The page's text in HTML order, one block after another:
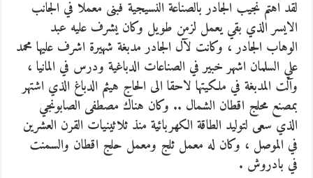
لقد اهتم نجيب الجادر بالصناعة النسيجية فبنى معملا في الجانب
الايسر الذي بقي يعمل لزمن طويل وكان يشرف عليه عبد
الوهاب الجادر ، وكانت لآل الجادر مدبغة شهيرة اشرف عليها محمد
علي السلمان اشهر خبير في الصناعات الدباغية ودرس في المانيا ،
وآلت المدبغة في ملكيتها لاحقا الى الحاج هيثم الدباغ الذي اشتهر
بمصنع محلج اقطان الشمال .. وكان هناك مصطفى الصابونجي
الذي سعى لتوليد الطاقة الكهربائية منذ ثلاثينيات القرن العشرين
في الموصل ، وكان له معمل ثلج ومعمل حلج اقطان والسمنت
في بادروش .